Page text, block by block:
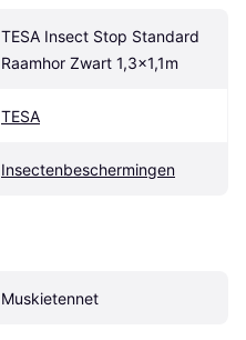
TESA Insect Stop Standard
Raamhor Zwart 1,3x1,1m
TESA
Insectenbeschermingen
Muskietennet